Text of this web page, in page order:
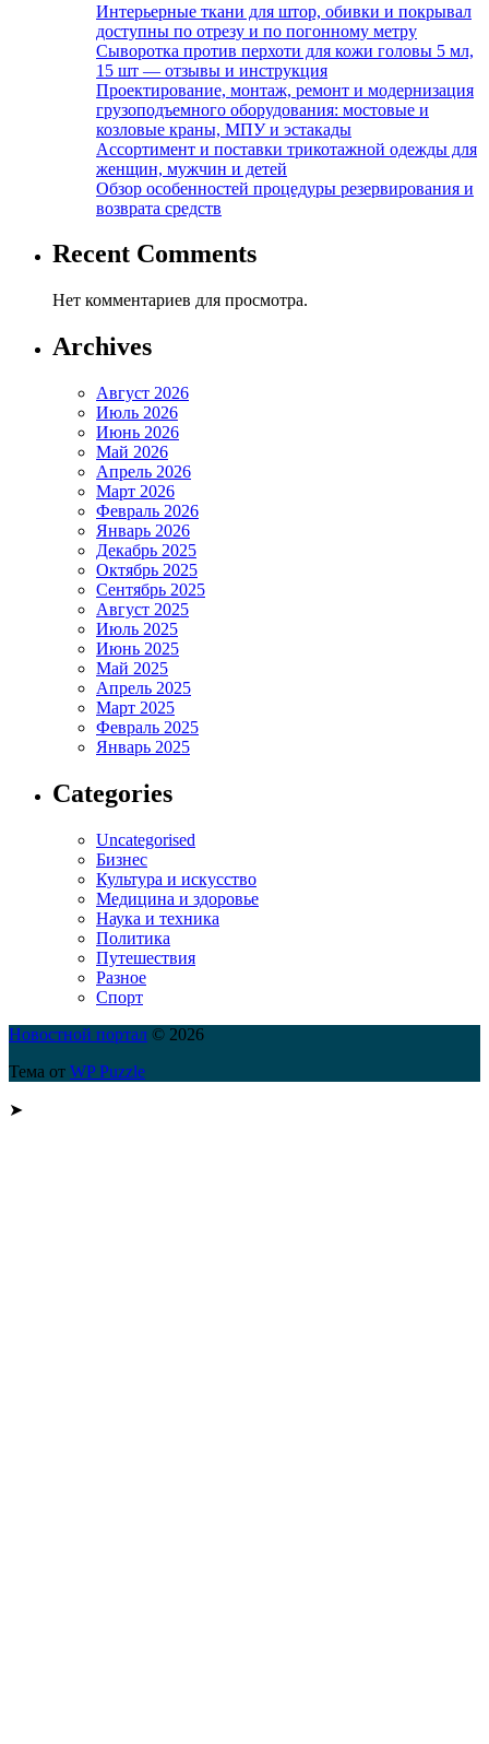
Интерьерные ткани для штор, обивки и покрывал
доступны по отрезу и по погонному метру
Сыворотка против перхоти для кожи головы 5 мл,
15 шт — отзывы и инструкция
Проектирование, монтаж, ремонт и модернизация
грузоподъемного оборудования: мостовые и
козловые краны, МПУ и эстакады
Ассортимент и поставки трикотажной одежды для
женщин, мужчин и детей
Обзор особенностей процедуры резервирования и
возврата средств
Recent Comments
Нет комментариев для просмотра.
Archives
Август 2026
Июль 2026
Июнь 2026
Май 2026
Апрель 2026
Март 2026
Февраль 2026
Январь 2026
Декабрь 2025
Октябрь 2025
Сентябрь 2025
Август 2025
Июль 2025
Июнь 2025
Май 2025
Апрель 2025
Март 2025
Февраль 2025
Январь 2025
Categories
Uncategorised
Бизнес
Культура и искусство
Медицина и здоровье
Наука и техника
Политика
Путешествия
Разное
Спорт
Новостной портал © 2026
Тема от WP Puzzle
➤